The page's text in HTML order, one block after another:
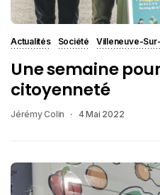
Actualités Société Villeneuve-
Une semaine
citoyenneté
Jérémy Colin 4 Mai 2022